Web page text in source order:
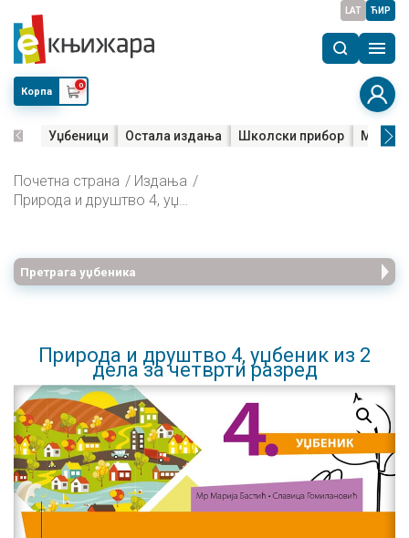
LAT ЋИР
Корпа
0
Уџбеници Остала издања Школски прибор Мала
Почетна страна
Издања
Природа и друштво 4, уџбеник из 2 дела за четврти разред
Претрага уџбеника
Природа и друштво 4, уџбеник из 2
дела за четврти разред